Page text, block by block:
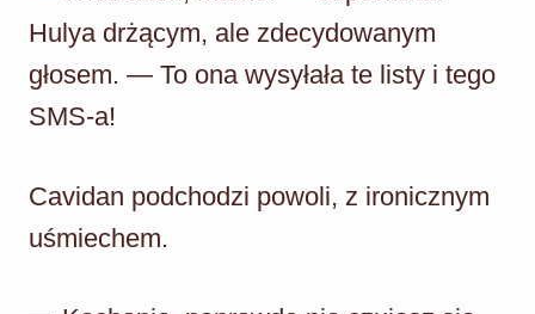
Hulya drżącym, ale zdecydowanym
głosem. — To ona wysyłała te listy i tego
SMS-a!
Cavidan podchodzi powoli, z ironicznym
uśmiechem.